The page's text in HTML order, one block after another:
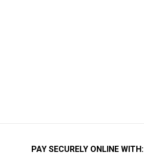
PAY SECURELY ONLINE WITH: